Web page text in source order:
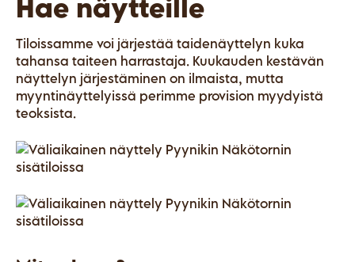
Hae näytteille
Tiloissamme voi järjestää taidenäyttelyn kuka
tahansa taiteen harrastaja. Kuukauden kestävän
näyttelyn järjestäminen on ilmaista, mutta
myyntinäyttelyissä perimme provision myydyistä
teoksista.